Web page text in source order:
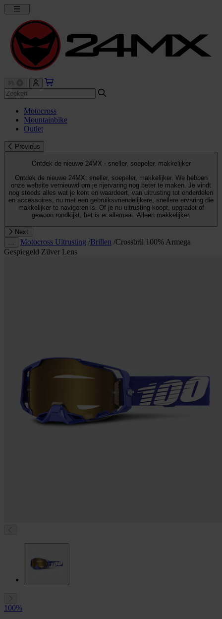
Motocross
Mountainbike
Outlet
Previous
Ontdek de nieuwe 24MX - sneller, soepeler, makkelijker
Ontdek de nieuwe 24MX: sneller, soepeler, makkelijker. We hebben
onze website vernieuwd om je rijervaring nog beter te maken. Je vindt
nog steeds alles wat je kent en waardeert, van uitrusting tot onderdelen
en accessoires, nu met een gebruiksvriendelijkere, snellere ervaring die
makkelijker te navigeren is. Of je nu uitrusting koopt, upgradet of
gewoon rondkijkt, het is er allemaal. Alleen makkelijker.
Next
Motocross Uitrusting /Brillen /Crossbril 100% Armega
Gespiegeld Zilver Lens
100%